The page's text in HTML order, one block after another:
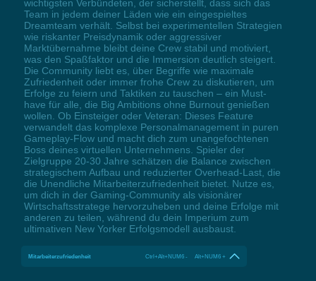
wichtigsten Verbündeten, der sicherstellt, dass sich das
Team in jedem deiner Läden wie ein eingespieltes
Dreamteam verhält. Selbst bei experimentellen Strategien
wie riskanter Preisdynamik oder aggressiver
Marktübernahme bleibt deine Crew stabil und motiviert,
was den Spaßfaktor und die Immersion deutlich steigert.
Die Community liebt es, über Begriffe wie maximale
Zufriedenheit oder immer frohe Crew zu diskutieren, um
Erfolge zu feiern und Taktiken zu tauschen – ein Must-
have für alle, die Big Ambitions ohne Burnout genießen
wollen. Ob Einsteiger oder Veteran: Dieses Feature
verwandelt das komplexe Personalmanagement in puren
Gameplay-Flow und macht dich zum unangefochtenen
Boss deines virtuellen Unternehmens. Spieler der
Zielgruppe 20-30 Jahre schätzen die Balance zwischen
strategischem Aufbau und reduzierter Overhead-Last, die
die Unendliche Mitarbeiterzufriedenheit bietet. Nutze es,
um dich in der Gaming-Community als visionärer
Wirtschaftsstratege hervorzuheben und deine Erfolge mit
anderen zu teilen, während du dein Imperium zum
ultimativen New Yorker Erfolgsmodell ausbaust.
Mitarbeiterzufriedenheit Ctrl+Alt+NUM6 - Alt+NUM6 +